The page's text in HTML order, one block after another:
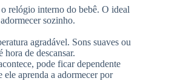
relógio interno do bebê. O ideal
sozinho.
agradável. Sons suaves ou
de descansar.
pode ficar dependente
ele aprenda a adormecer por